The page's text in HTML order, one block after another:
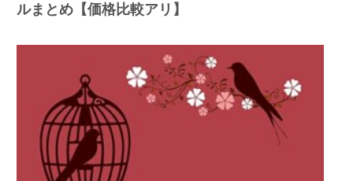
ルまとめ【価格比較アリ】